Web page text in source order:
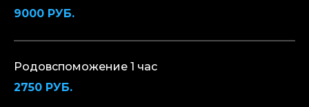
9000 РУБ.
Родовспоможение 1 час
2750 РУБ.